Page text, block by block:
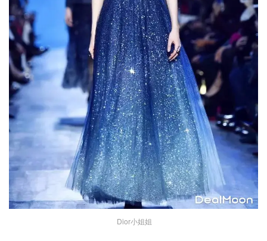
Dior小姐姐